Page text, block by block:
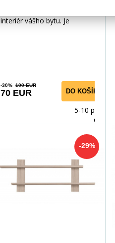
interiér vášho bytu. Je
-30% 100 EUR
70 EUR DO KOŠÍKA
5-10 prac.
dnů
-29%